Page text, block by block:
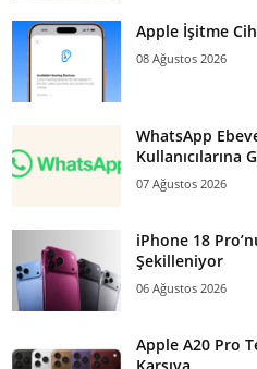
Apple İşitme
08 Ağustos 2026
WhatsApp
Kullanıcılarına
07 Ağustos 2026
iPhone 18
Şekilleniyor
06 Ağustos 2026
Apple A20 Pro